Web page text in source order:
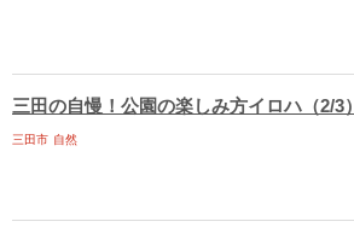
三田の自慢！公園の楽しみ方イロハ（2/3）
三田市 自然